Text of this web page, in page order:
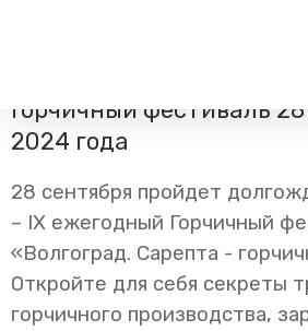
Пассажирам
Режим работы билетных
касс
Тарифы и льготы
Способы оплаты проезда
Абонементные билеты
Единый номер вызова экстренных
112
Горчичный фестиваль
2024 года
28 сентября пройдет
– IX ежегодный Горчичный
«Волгоград. Сарепта -
Откройте для себя секреты
горчичного производства,